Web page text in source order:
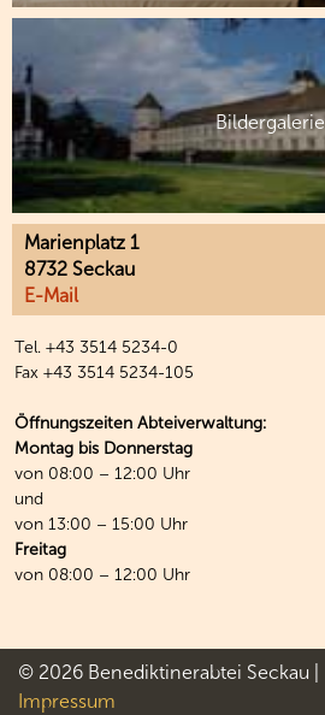
Bildergalerie
Marienplatz 1
8732 Seckau
E-Mail
Tel. +43 3514 5234-0
Fax +43 3514 5234-105
Öffnungszeiten Abteiverwaltung:
Montag bis Donnerstag
von 08:00 – 12:00 Uhr
und
von 13:00 – 15:00 Uhr
Freitag
von 08:00 – 12:00 Uhr
© 2026 Benediktinerabtei Seckau |
Impressum